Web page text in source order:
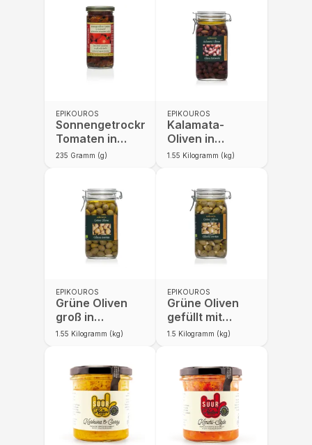
EPIKOUROS
Sonnengetrocknete
Tomaten in
Kräuteröl
235 Gramm (g)
EPIKOUROS
Kalamata-
Oliven in
Kräuteröl
1.55 Kilogramm (kg)
EPIKOUROS
Grüne Oliven
groß in
Kräuteröl
1.55 Kilogramm (kg)
EPIKOUROS
Grüne Oliven
gefüllt mit
Mandeln in
1.5 Kilogramm (kg)